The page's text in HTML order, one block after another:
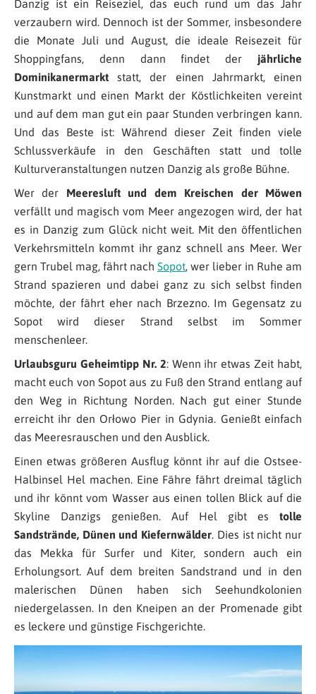
Danzig ist ein Reiseziel, das euch rund um das Jahr
verzaubern wird. Dennoch ist der Sommer, insbesondere
die Monate Juli und August, die ideale Reisezeit für
Shoppingfans, denn dann findet der jährliche
Dominikanermarkt statt, der einen Jahrmarkt, einen
Kunstmarkt und einen Markt der Köstlichkeiten vereint
und auf dem man gut ein paar Stunden verbringen kann.
Und das Beste ist: Während dieser Zeit finden viele
Schlussverkäufe in den Geschäften statt und tolle
Kulturveranstaltungen nutzen Danzig als große Bühne.
Wer der Meeresluft und dem Kreischen der Möwen
verfällt und magisch vom Meer angezogen wird, der hat
es in Danzig zum Glück nicht weit. Mit den öffentlichen
Verkehrsmitteln kommt ihr ganz schnell ans Meer. Wer
gern Trubel mag, fährt nach Sopot, wer lieber in Ruhe am
Strand spazieren und dabei ganz zu sich selbst finden
möchte, der fährt eher nach Brzezno. Im Gegensatz zu
Sopot wird dieser Strand selbst im Sommer
menschenleer.
Urlaubsguru Geheimtipp Nr. 2: Wenn ihr etwas Zeit habt,
macht euch von Sopot aus zu Fuß den Strand entlang auf
den Weg in Richtung Norden. Nach gut einer Stunde
erreicht ihr den Orłowo Pier in Gdynia. Genießt einfach
das Meeresrauschen und den Ausblick.
Einen etwas größeren Ausflug könnt ihr auf die Ostsee-
Halbinsel Hel machen. Eine Fähre fährt dreimal täglich
und ihr könnt vom Wasser aus einen tollen Blick auf die
Skyline Danzigs genießen. Auf Hel gibt es tolle
Sandstrände, Dünen und Kiefernwälder. Dies ist nicht nur
das Mekka für Surfer und Kiter, sondern auch ein
Erholungsort. Auf dem breiten Sandstrand und in den
malerischen Dünen haben sich Seehundkolonien
niedergelassen. In den Kneipen an der Promenade gibt
es leckere und günstige Fischgerichte.